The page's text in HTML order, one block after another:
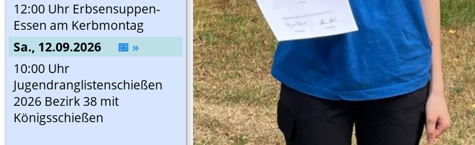
12:00 Uhr Erbsensuppen-
Essen am Kerbmontag
Sa., 12.09.2026
📅 »
10:00 Uhr
Jugendranglistenschießen
2026 Bezirk 38 mit
Königsschießen